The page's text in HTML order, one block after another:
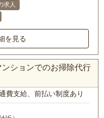
求人
を見る
ションでのお掃除代行
通費支給、前払い制度あり